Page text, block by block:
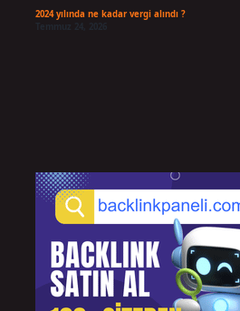
2024 yılında ne kadar vergi alındı ?